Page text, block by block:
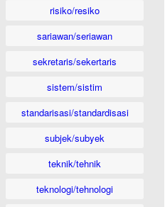
risiko/resiko
sariawan/seriawan
sekretaris/sekertaris
sistem/sistim
standarisasi/standardisasi
subjek/subyek
teknik/tehnik
teknologi/tehnologi